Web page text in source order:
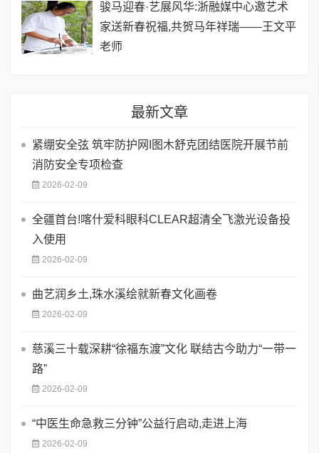
骏马迎春·艺展风华:浙融媒中心邀艺术
家送新春祝福,共贺马年祥瑞——王文平
老师
最新文章
紧绷安全弦 筑牢防护网I图木舒克团结医院开展节前
消防安全专项检查
2026-02-09
全疆首台!喀什爱科眼科CLEAR超清全飞激光设备投
入使用
2026-02-09
曲艺润乡土,珠水溪绘就新春文化画卷
2026-02-09
慈溪三十载深耕“徐福东渡”文化 联结古今助力“一带一
路”
2026-02-09
“中医生命急救三分钟”公益行启动,走进上海
2026-02-09